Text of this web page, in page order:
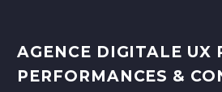
AGENCE DIGITALE UX
PERFORMANCES &